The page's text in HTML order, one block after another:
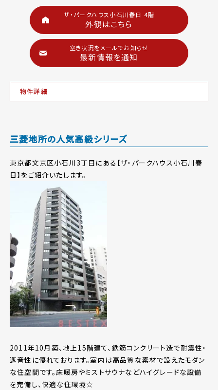
ザ・パークハウス小石川春日 4階
外観はこちら
空き状況をメールでお知らせ
最新情報を通知
物件詳細
三菱地所の人気高級シリーズ
東京都文京区小石川3丁目にある【ザ・パークハウス小石川春
日】をご紹介いたします。
2011年10月築、地上15階建て、鉄筋コンクリート造で耐震性・
遮音性に優れております。室内は高品質な素材で設えたモダン
な住空間です。床暖房やミストサウナなどハイグレードな設備
を完備し、快適な住環境☆